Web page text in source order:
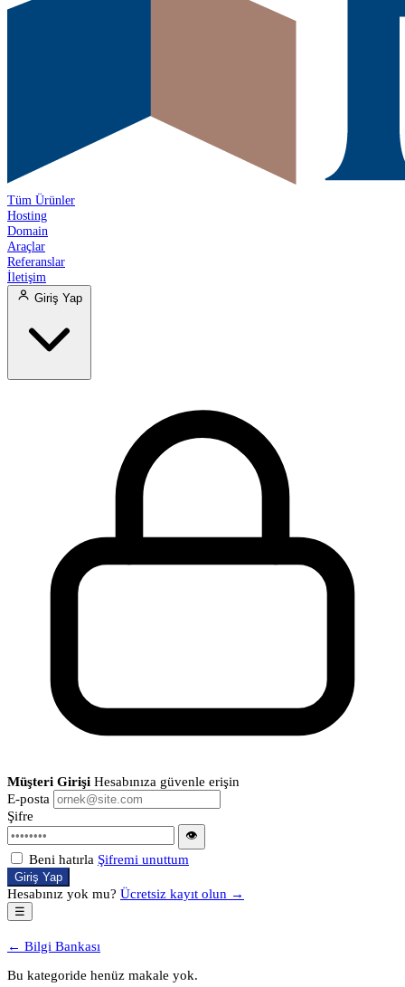
Tüm Ürünler
Hosting
Domain
Araçlar
Referanslar
İletişim
Giriş Yap
Müşteri Girişi Hesabınıza güvenle erişin
E-posta
Şifre
👁
Beni hatırla Şifremi unuttum
Giriş Yap
Hesabınız yok mu? Ücretsiz kayıt olun →
☰
← Bilgi Bankası
Bu kategoride henüz makale yok.